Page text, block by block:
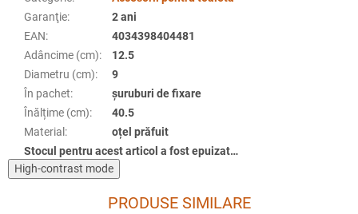
Garanţie:
2 ani
EAN:
4034398404481
Adâncime (cm):
12.5
Diametru (cm):
9
În pachet:
șuruburi de fixare
Înălțime (cm):
40.5
Material :
oțel prăfuit
Stocul pentru acest articol a fost epuizat…
High-contrast mode
PRODUSE SIMILARE